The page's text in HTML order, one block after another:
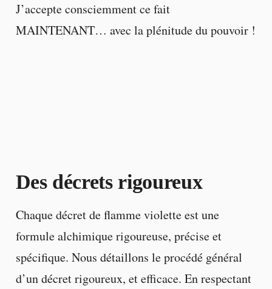
J’accepte consciemment ce fait
MAINTENANT… avec la plénitude du pouvoir !
Des décrets rigoureux
Chaque décret de flamme violette est une
formule alchimique rigoureuse, précise et
spécifique. Nous détaillons le procédé général
d’un décret rigoureux, et efficace. En respectant